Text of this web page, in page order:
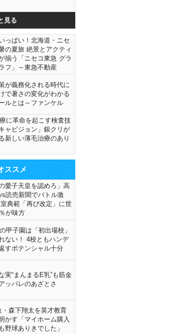
見る
っぱい！北海道・ニセ
の夏旅 絶景とアクティ
揃う「ニセコ東急 グラ
フ」～東急不動産
が義務化される時代に
で暑さの変化がわかる
ルとは～ファンケル
に革命を起こす検査技
ャビジョン」銀クリが
新しい薄毛治療のあり
ススメ
愛子天皇を認めろ」高
読売新聞でバトル激
典範「再び改定」に世
が味方
甲子園は「初出場校」
ない！ 4校ともハンデ
すポテンシャル十分
実“まんまるE乳”も筋金
ッパレのあざとさ
・森下翔太を英才教育
かす「マイホーム購入
野球ありきでした」